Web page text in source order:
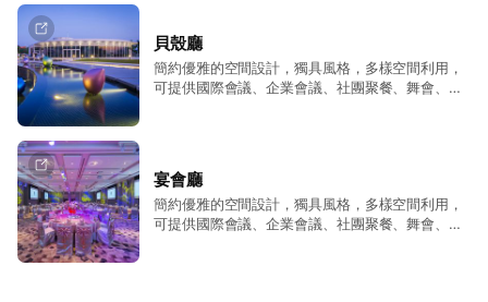
【營業方式】 *2023年1月1日起* 望高樓營業消費
0-5歲免費，6歲以上需低消每位NT$150+10% 恕
不接受自備飲品與食品。 參觀戶外觀景區亦須收取
餐廳特殊活動或包場，將會安排替代餐廳使用，用
餐地點依現場公告為主。 【空間租借】 室內外空
間多元場域，產品發表、品牌發布的不凡舞台、企
業家庭日、戶外證婚、團體宴會活動場地出租首
貝殼廳
簡約優雅的空間設計，獨具風格，多樣空間利用，
可提供國際會議、企業會議、社團聚餐、舞會、各
宴會廳
簡約優雅的空間設計，獨具風格，多樣空間利用，
可提供國際會議、企業會議、社團聚餐、舞會、各